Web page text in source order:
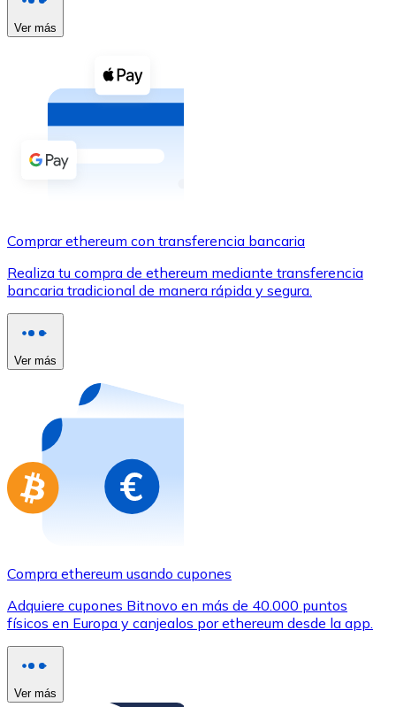
Compra criptomonedas con efectivo en tu tienda más
Comprar con efectivo
Transferencia SEPA
Añade fondos a tu cuenta Bitnovo o realiza compras
Comprar con Transferencia
Utiliza tarjetas Visa y Mastercard para comprar
Comprar con tarjeta
Tienda - Tarjetas regalo
Nuevo
Compra tarjetas regalo de tus marcas favoritas con
Ir a la tienda de tarjetas regalo
Ver más
Comprar ethereum con transferencia bancaria
Realiza tu compra de ethereum mediante transferencia
bancaria tradicional de manera rápida y segura.
Ver más
Compra ethereum usando cupones
Adquiere cupones Bitnovo en más de 40.000 puntos
físicos en Europa y canjealos por ethereum desde la app.
Ver más